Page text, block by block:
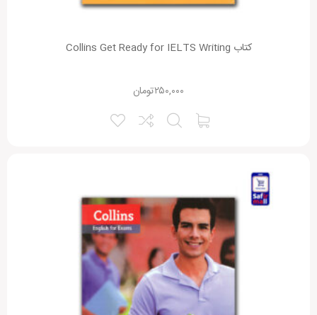
کتاب Collins Get Ready for IELTS Writing
تومان۲۵۰,۰۰۰